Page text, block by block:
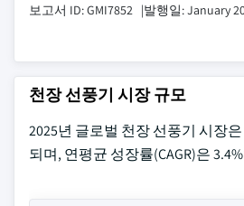
보고서 ID: GMI7852 |발행일: January
천장 선풍기 시장 규모
2025년 글로벌 천장 선풍기 시장
되며, 연평균 성장률(CAGR)은